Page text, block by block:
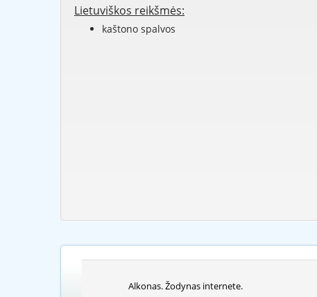
Lietuviškos reikšmės:
kaštono spalvos
Alkonas. Žodynas internete.